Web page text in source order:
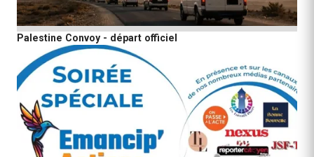
Palestine Convoy - départ officiel